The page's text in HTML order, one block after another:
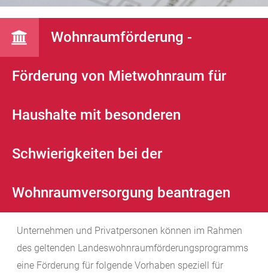
Wohnraumförderung -
Förderung von Mietwohnraum für
Haushalte mit besonderen
Schwierigkeiten bei der
Wohnraumversorgung beantragen
Unternehmen und Privatpersonen können im Rahmen
des geltenden Landeswohnraumförderungsprogramms
eine Förderung für folgende Vorhaben speziell für